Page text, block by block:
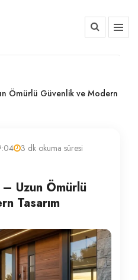
Ömürlü Güvenlik ve Modern
3 dk okuma süresi
Uzun Ömürlü
Tasarım